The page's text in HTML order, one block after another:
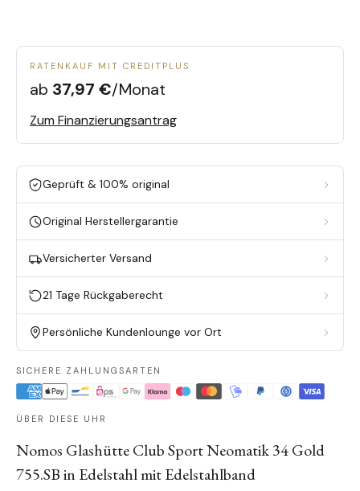
RATENKAUF MIT CREDITPLUS
ab 37,97 €/Monat
Zum Finanzierungsantrag
Geprüft & 100% original
Original Herstellergarantie
Versicherter Versand
21 Tage Rückgaberecht
Persönliche Kundenlounge vor Ort
SICHERE ZAHLUNGSARTEN
ÜBER DIESE UHR
Nomos Glashütte Club Sport Neomatik 34 Gold
755.SB in Edelstahl mit Edelstahlband